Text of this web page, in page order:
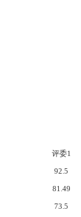
评委1
92.5
81.49
73.5